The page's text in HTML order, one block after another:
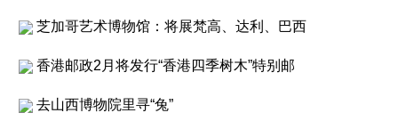
芝加哥艺术博物馆：将展梵高、达利、巴西
香港邮政2月将发行“香港四季树木”特别邮
去山西博物院里寻“兔”